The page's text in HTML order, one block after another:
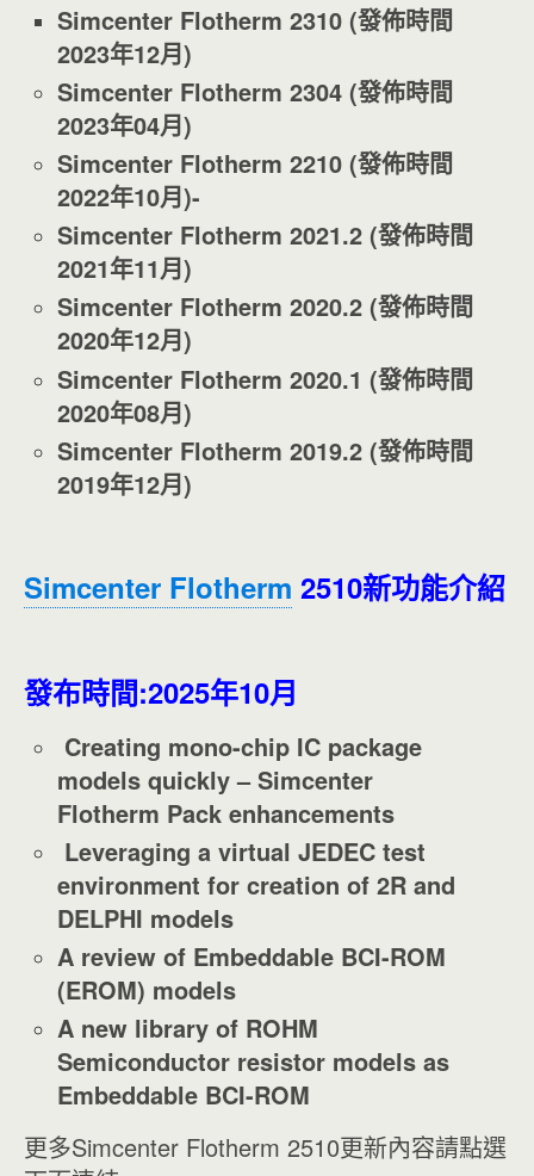
Simcenter Flotherm 2310 (發佈時間
2023年12月)
Simcenter Flotherm 2304 (發佈時間
2023年04月)
Simcenter Flotherm 2210 (發佈時間
2022年10月)-
Simcenter Flotherm 2021.2 (發佈時間
2021年11月)
Simcenter Flotherm 2020.2 (發佈時間
2020年12月)
Simcenter Flotherm 2020.1 (發佈時間
2020年08月)
Simcenter Flotherm 2019.2 (發佈時間
2019年12月)
Simcenter Flotherm 2510新功能介紹
發布時間:2025年10月
Creating mono-chip IC package
models quickly – Simcenter
Flotherm Pack enhancements
Leveraging a virtual JEDEC test
environment for creation of 2R and
DELPHI models
A review of Embeddable BCI-ROM
(EROM) models
A new library of ROHM
Semiconductor resistor models as
Embeddable BCI-ROM
更多Simcenter Flotherm 2510更新內容請點選